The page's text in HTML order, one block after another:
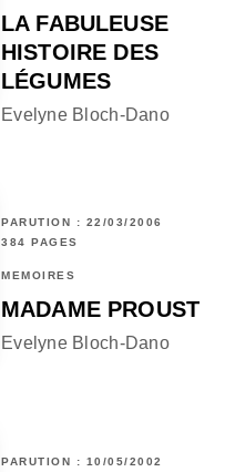
LA FABULEUSE
HISTOIRE DES
LÉGUMES
Evelyne Bloch-Dano
PARUTION : 22/03/2006
384 PAGES
MÉMOIRES
MADAME PROUST
Evelyne Bloch-Dano
PARUTION : 10/05/2002